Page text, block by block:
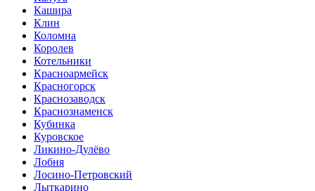
Кашира
Клин
Коломна
Королев
Котельники
Красноармейск
Красногорск
Краснозаводск
Краснознаменск
Кубинка
Куровское
Ликино-Дулёво
Лобня
Лосино-Петровский
Лыткарино